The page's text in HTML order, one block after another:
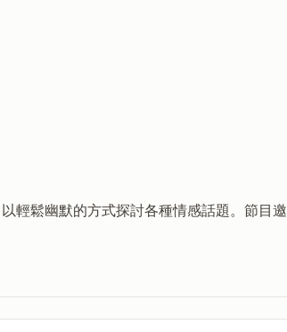
輕鬆幽默的方式探討各種情感話題。節目邀